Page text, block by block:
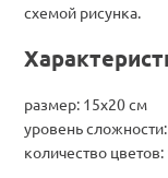
схемой рисунка.
размер: 15х20 см
уровень
количество цветов: